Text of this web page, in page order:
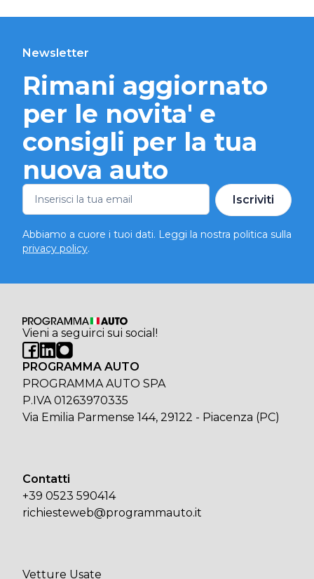
Newsletter
Rimani aggiornato
per le novita' e
consigli per la tua
nuova auto
Iscriviti
Abbiamo a cuore i tuoi dati. Leggi la nostra politica sulla
privacy policy.
Vieni a seguirci sui social!
PROGRAMMA AUTO
PROGRAMMA AUTO SPA
P.IVA 01263970335
Via Emilia Parmense 144, 29122 - Piacenza (PC)
Contatti
+39 0523 590414
richiesteweb@programmauto.it
Vetture Usate